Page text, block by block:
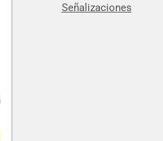
Señalizaciones